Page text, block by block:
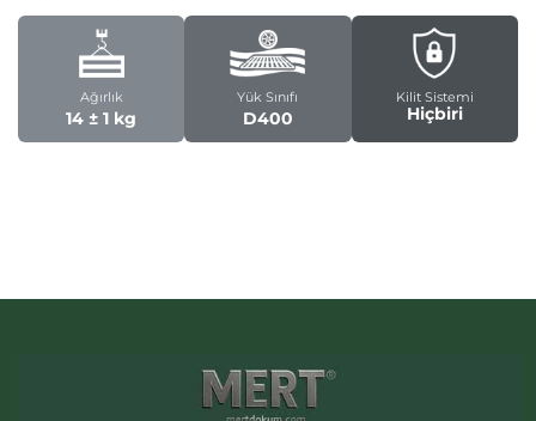
Ağırlık
14 ± 1 kg
Yük Sınıfı
D400
Kilit Sistemi
Hiçbiri